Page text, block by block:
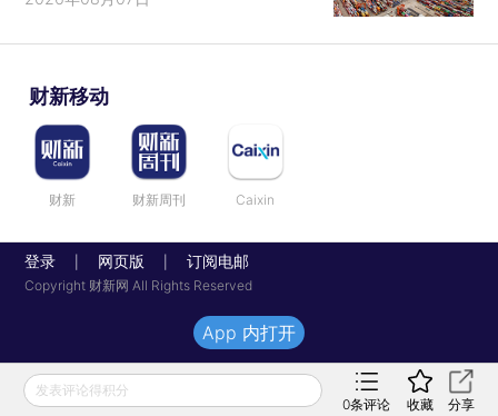
财新移动
财新 财新周刊 Caixin
登录 网页版 订阅电邮
Copyright 财新网 All Rights Reserved
发表评论得积分
0条评论 收藏 分享
App 内打开